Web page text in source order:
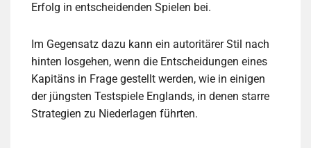
Erfolg in entscheidenden Spielen bei.
Im Gegensatz dazu kann ein autoritärer Stil nach
hinten losgehen, wenn die Entscheidungen eines
Kapitäns in Frage gestellt werden, wie in einigen
der jüngsten Testspiele Englands, in denen starre
Strategien zu Niederlagen führten.